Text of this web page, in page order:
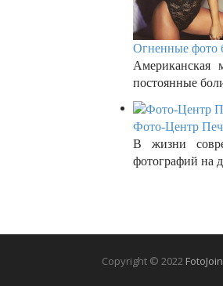
Огненные фото
Американская
постоянные
Фото-Центр
В жизни
фотографий на
Copyright © 2022 FotoJoin